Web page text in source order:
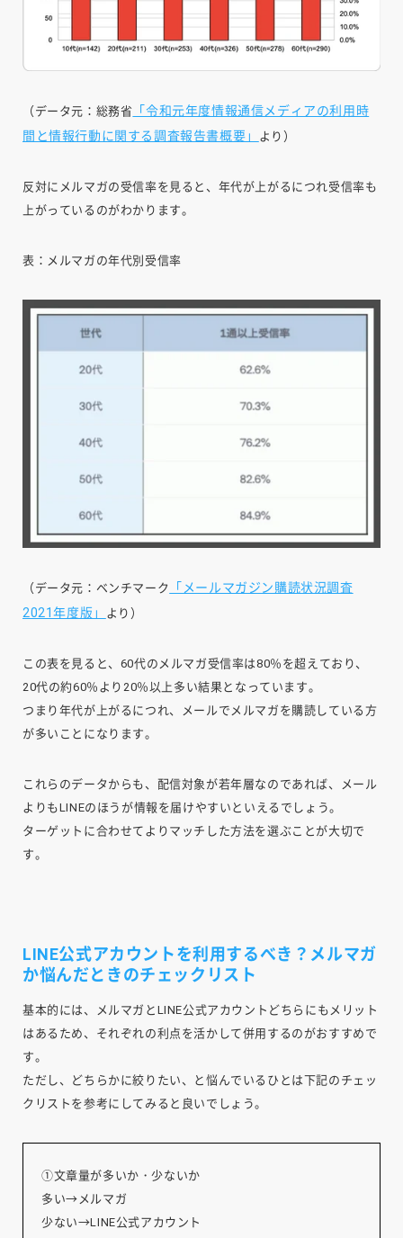
（データ元：総務省 「令和元年度情報通信メディアの利用時
間と情報行動に関する調査報告書概要」
より）
反対にメルマガの受信率を見ると、年代が上がるにつれ受信率も
上がっているのがわかります。
表：メルマガの年代別受信率
（データ元：ベンチマーク
「メールマガジン購読状況調査
2021年度版」
より）
この表を見ると、60代のメルマガ受信率は80％を超えており、
20代の約60％より20％以上多い結果となっています。
つまり年代が上がるにつれ、メールでメルマガを購読している方
が多いことになります。
これらのデータからも、配信対象が若年層なのであれば、メール
よりもLINEのほうが情報を届けやすいといえるでしょう。
ターゲットに合わせてよりマッチした方法を選ぶことが大切で
す。
LINE公式アカウントを利用するべき？メルマガ
か悩んだときのチェックリスト
基本的には、メルマガとLINE公式アカウントどちらにもメリット
はあるため、それぞれの利点を活かして併用するのがおすすめで
す。
ただし、どちらかに絞りたい、と悩んでいるひとは下記のチェッ
クリストを参考にしてみると良いでしょう。
①文章量が多いか・少ないか
多い→メルマガ
少ない→LINE公式アカウント